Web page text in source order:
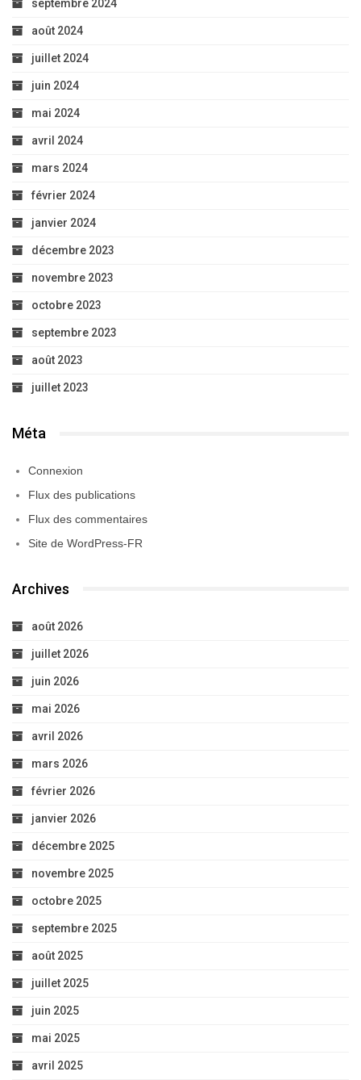
septembre 2024
août 2024
juillet 2024
juin 2024
mai 2024
avril 2024
mars 2024
février 2024
janvier 2024
décembre 2023
novembre 2023
octobre 2023
septembre 2023
août 2023
juillet 2023
Méta
Connexion
Flux des publications
Flux des commentaires
Site de WordPress-FR
Archives
août 2026
juillet 2026
juin 2026
mai 2026
avril 2026
mars 2026
février 2026
janvier 2026
décembre 2025
novembre 2025
octobre 2025
septembre 2025
août 2025
juillet 2025
juin 2025
mai 2025
avril 2025